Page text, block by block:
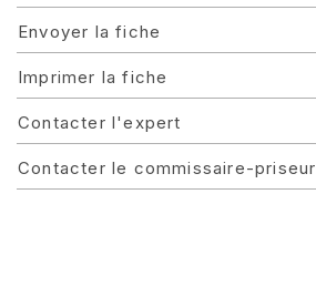
Envoyer la fiche
Imprimer la fiche
Contacter l'expert
Contacter le commissaire-priseur